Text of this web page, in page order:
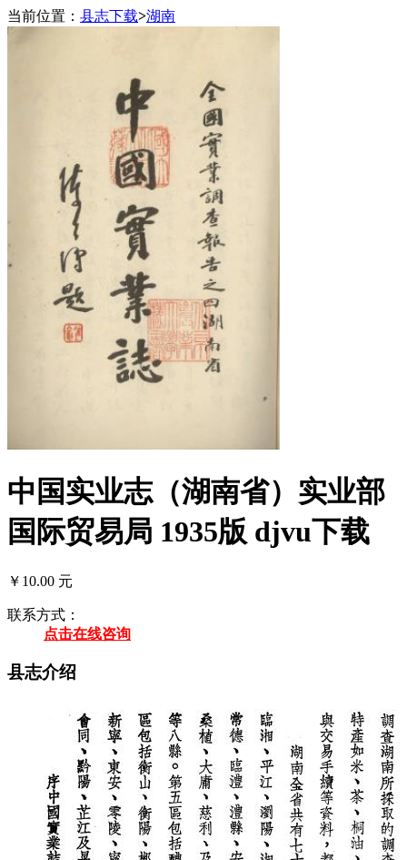
当前位置： 县志下载>湖南
中国实业志（湖南省）实业部
国际贸易局 1935版 djvu下载
￥10.00 元
联系方式：
点击在线咨询
县志介绍